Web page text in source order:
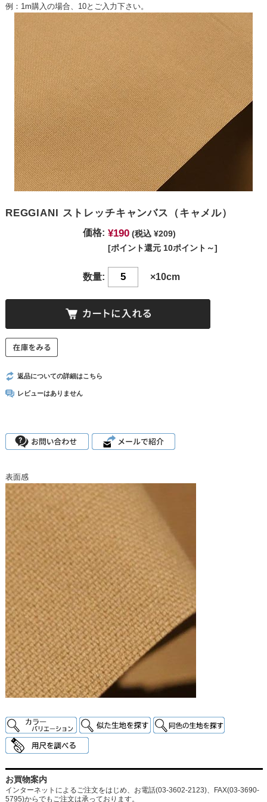
例：1m購入の場合、10とご入力下さい。
REGGIANI ストレッチキャンバス（キャメル）
価格: ¥190 (税込 ¥209)
[ポイント還元 10ポイント～]
数量: ×10cm
返品についての詳細はこちら
レビューはありません
表面感
お買物案内
インターネットによるご注文をはじめ、お電話(03-3602-2123)、FAX(03-3690-
5795)からでもご注文は承っております。